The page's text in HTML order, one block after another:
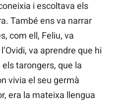
i escoltava els
També ens va narrar
com ell, Feliu, va
va aprendre que hi
tarongers, que la
vivia el seu germà
era la mateixa llengua